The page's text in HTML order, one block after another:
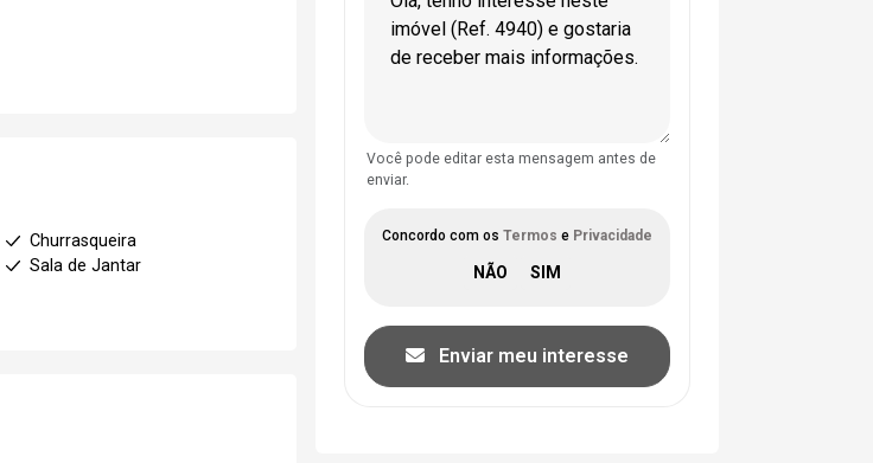
Churrasqueira
Sala de Jantar
Você pode editar esta mensagem antes de
enviar.
Concordo com os Termos e Privacidade
Enviar meu interesse